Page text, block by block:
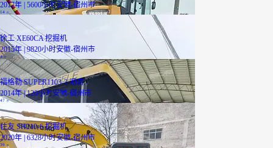
2017年 | 5600小时安徽-宿州市
14 万
徐工 XE60CA 挖掘机
2015年 | 9820小时安徽-宿州市
4
福格勒 SUPER1103-3 沥青...
2014年 | 120小时安徽-宿州市
47万
住友 SH210-6 挖掘机
2020年 | 6328小时安徽-宿州市
39